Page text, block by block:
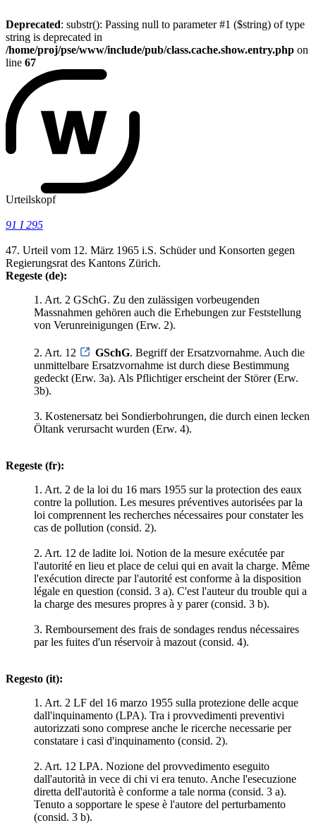
Deprecated: substr(): Passing null to parameter #1 ($string) of type
string is deprecated in
/home/proj/pse/www/include/pub/class.cache.show.entry.php on
line 67
Urteilskopf
91 I 295
47. Urteil vom 12. März 1965 i.S. Schüder und Konsorten gegen
Regierungsrat des Kantons Zürich.
Regeste (de):
1. Art. 2 GSchG. Zu den zulässigen vorbeugenden
Massnahmen gehören auch die Erhebungen zur Feststellung
von Verunreinigungen (Erw. 2).
2. Art. 12 GSchG. Begriff der Ersatzvornahme. Auch die
unmittelbare Ersatzvornahme ist durch diese Bestimmung
gedeckt (Erw. 3a). Als Pflichtiger erscheint der Störer (Erw.
3b).
3. Kostenersatz bei Sondierbohrungen, die durch einen lecken
Öltank verursacht wurden (Erw. 4).
Regeste (fr):
1. Art. 2 de la loi du 16 mars 1955 sur la protection des eaux
contre la pollution. Les mesures préventives autorisées par la
loi comprennent les recherches nécessaires pour constater les
cas de pollution (consid. 2).
2. Art. 12 de ladite loi. Notion de la mesure exécutée par
l'autorité en lieu et place de celui qui en avait la charge. Même
l'exécution directe par l'autorité est conforme à la disposition
légale en question (consid. 3 a). C'est l'auteur du trouble qui a
la charge des mesures propres à y parer (consid. 3 b).
3. Remboursement des frais de sondages rendus nécessaires
par les fuites d'un réservoir à mazout (consid. 4).
Regesto (it):
1. Art. 2 LF del 16 marzo 1955 sulla protezione delle acque
dall'inquinamento (LPA). Tra i provvedimenti preventivi
autorizzati sono comprese anche le ricerche necessarie per
constatare i casi d'inquinamento (consid. 2).
2. Art. 12 LPA. Nozione del provvedimento eseguito
dall'autorità in vece di chi vi era tenuto. Anche l'esecuzione
diretta dell'autorità è conforme a tale norma (consid. 3 a).
Tenuto a sopportare le spese è l'autore del perturbamento
(consid. 3 b).